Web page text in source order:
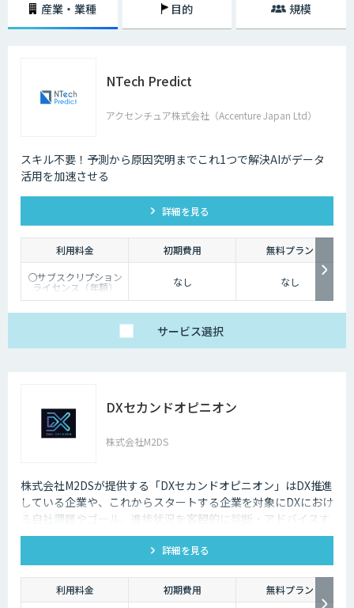
め、より便利で快適な生活ができるようになると期待されています。
産業・業種 目的 規模
NTech Predict
アクセンチュア株式会社（Accenture Japan Ltd）
スキル不要！予測から原因究明までこれ1つで解決AIがデータ
活用を加速させる
詳細を見る
利用料金 初期費用
無料プラン
〇サブスクリプション
ライセンス（年額）
価格：オープン価格
問い合わせください。
※使用するPC1台あた
りに１ライセンスが必
スとしてご提供可能で
す。
なし なし
サービス選択
DXセカンドオピニオン
株式会社M2DS
株式会社M2DSが提供する「DXセカンドオピニオン」はDX推進
している企業や、これからスタートする企業を対象にDXにおけ
る自社課題やゴール、進捗状況を客観的に診断・アドバイスす
るサービスです
詳細を見る
利用料金 初期費用
無料プラン